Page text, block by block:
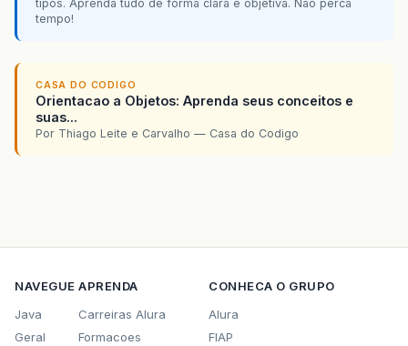
tipos. Aprenda tudo de forma clara e objetiva. Não perca
tempo!
CASA DO CODIGO
Orientacao a Objetos: Aprenda seus conceitos e
suas...
Por Thiago Leite e Carvalho — Casa do Codigo
NAVEGUE
Java
Geral
APRENDA
Carreiras Alura
Formacoes
CONHECA O GRUPO
Alura
FIAP